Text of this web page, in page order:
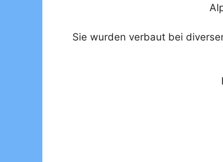
Sie wurden verbaut bei